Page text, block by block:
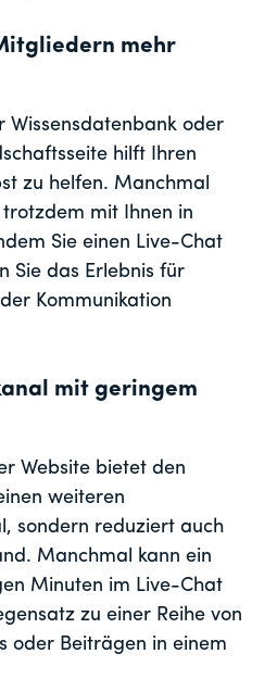
mehr
Wissensdatenbank oder
hilft Ihren
zu helfen. Manchmal
mit Ihnen in
Sie einen Live-Chat
Sie das Erlebnis für
Kommunikation
mit geringem
Website bietet den
weiteren
sondern reduziert auch
Manchmal kann ein
Minuten im Live-Chat
zu einer Reihe von
oder Beiträgen in einem